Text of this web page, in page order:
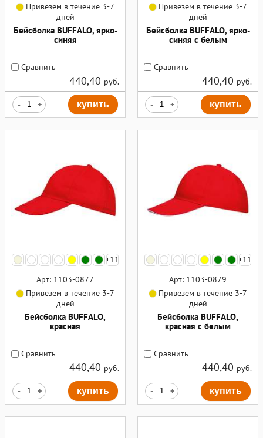
Привезем в течение 3-7
дней
Бейсболка BUFFALO, ярко-
синяя
Сравнить
440,40 руб.
- + купить
Привезем в течение 3-7
дней
Бейсболка BUFFALO, ярко-
синяя с белым
Сравнить
440,40 руб.
- + купить
+11
Арт: 1103-0877
Привезем в течение 3-7
дней
Бейсболка BUFFALO,
красная
Сравнить
440,40 руб.
- + купить
+11
Арт: 1103-0879
Привезем в течение 3-7
дней
Бейсболка BUFFALO,
красная с белым
Сравнить
440,40 руб.
- + купить